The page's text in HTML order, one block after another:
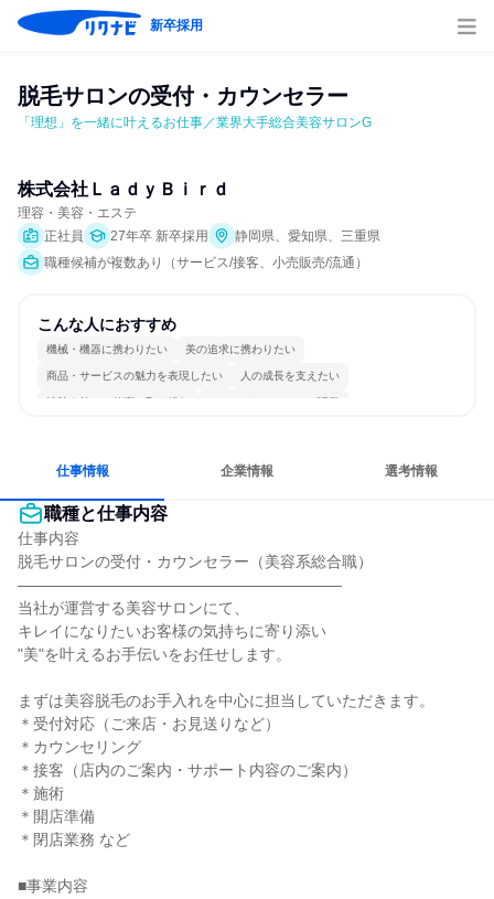
新卒採用
脱毛サロンの受付・カウンセラー
「理想」を一緒に叶えるお仕事／業界大手総合美容サロンG
株式会社ＬａｄｙＢｉｒｄ
理容・美容・エステ
正社員
27年卒 新卒採用
静岡県、愛知県、三重県
職種候補が複数あり（サービス/接客、小売販売/流通）
こんな人におすすめ
機械・機器に携わりたい 美の追求に携わりたい
商品・サービスの魅力を表現したい 人の成長を支えたい
情熱を持って仕事に取り組む コミュニケーションが活発
仕事情報 企業情報 選考情報
職種と仕事内容
仕事内容
脱毛サロンの受付・カウンセラー（美容系総合職）
―――――――――――――――――――――
当社が運営する美容サロンにて、
キレイになりたいお客様の気持ちに寄り添い
"美"を叶えるお手伝いをお任せします。
まずは美容脱毛のお手入れを中心に担当していただきます。
＊受付対応（ご来店・お見送りなど）
＊カウンセリング
＊接客（店内のご案内・サポート内容のご案内）
＊施術
＊開店準備
＊閉店業務 など
■事業内容